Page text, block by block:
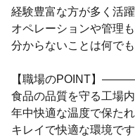
経験豊富な方が多く活躍
オペレーションや管理も
分からないことは何で
【職場のPOINT
食品の品質を守る工場内
年中快適な温度で保たれ
キレイで快適な環境です